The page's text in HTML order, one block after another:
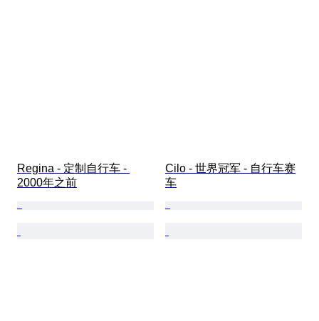
Regina - 定制自行车 -
2000年之前
Cilo - 世界冠军 - 自行车赛
车